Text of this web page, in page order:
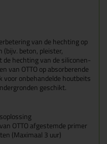
van de hechting op
beton, pleister,
hechting van de siliconen-
van OTTO op absorberende
onbehandelde houtbeits
geschikt.
OTTO afgestemde primer
(Maximaal 3 uur)